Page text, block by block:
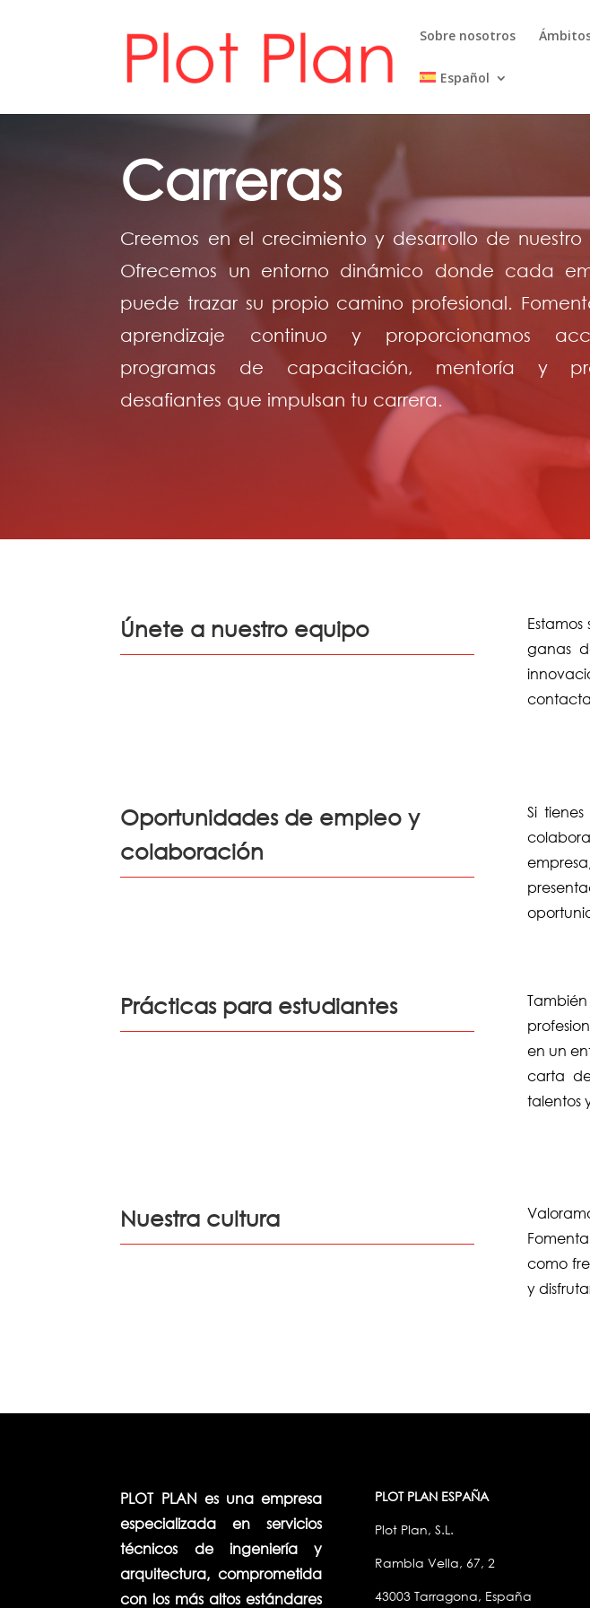
Sobre nosotros
Español
Carreras
Creemos en el crecimiento y desarrollo de nuestro
Ofrecemos un entorno dinámico donde cada
puede trazar su propio camino profesional.
aprendizaje continuo y proporcionamos
programas de capacitación, mentoría y
desafiantes que impulsan tu carrera.
Únete a nuestro equipo
ganas
Oportunidades de empleo y
colaboración
Si
Prácticas para estudiantes
en un
carta
talentos
Nuestra cultura
como
y
PLOT PLAN es una empresa
especializada en servicios
técnicos de ingeniería y
arquitectura, comprometida
con los más altos estándares
PLOT PLAN ESPAÑA
Plot Plan, S.L.
Rambla Vella, 67, 2
43003 Tarragona, España